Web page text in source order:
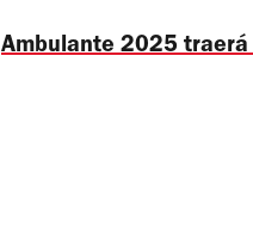
Ambulante 2025 traerá